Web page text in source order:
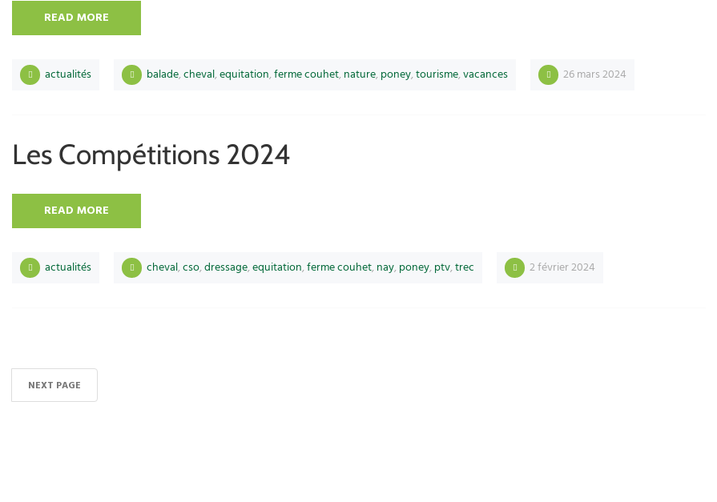
READ MORE
actualités balade,cheval,equitation,ferme couhet,nature,poney,tourisme,vacances 26 mars 2024
Les Compétitions 2024
READ MORE
actualités cheval,cso,dressage,equitation,ferme couhet,nay,poney,ptv,trec 2 février 2024
NEXT PAGE